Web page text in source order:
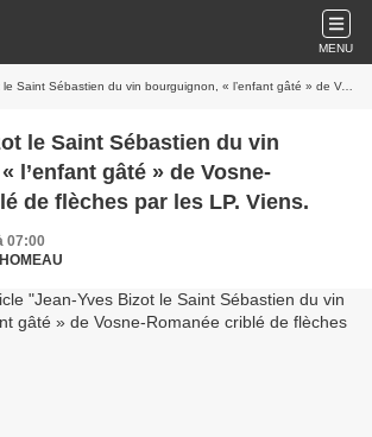
MENU
du vin bourguignon, « l’enfant gâté » de Vosne-Romanée criblé de flèches par les LP. Viens.
le Saint Sébastien du vin
l’enfant gâté » de Vosne-
de flèches par les LP. Viens.
07:00